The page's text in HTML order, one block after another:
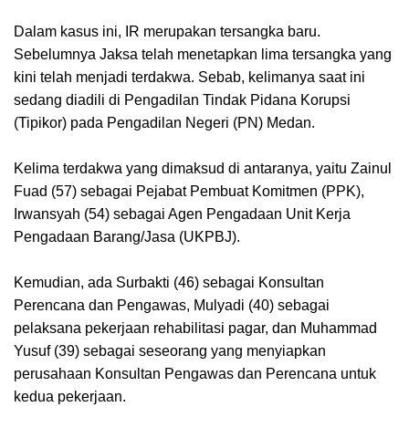
Dalam kasus ini, IR merupakan tersangka baru.
Sebelumnya Jaksa telah menetapkan lima tersangka yang
kini telah menjadi terdakwa. Sebab, kelimanya saat ini
sedang diadili di Pengadilan Tindak Pidana Korupsi
(Tipikor) pada Pengadilan Negeri (PN) Medan.
Kelima terdakwa yang dimaksud di antaranya, yaitu Zainul
Fuad (57) sebagai Pejabat Pembuat Komitmen (PPK),
Irwansyah (54) sebagai Agen Pengadaan Unit Kerja
Pengadaan Barang/Jasa (UKPBJ).
Kemudian, ada Surbakti (46) sebagai Konsultan
Perencana dan Pengawas, Mulyadi (40) sebagai
pelaksana pekerjaan rehabilitasi pagar, dan Muhammad
Yusuf (39) sebagai seseorang yang menyiapkan
perusahaan Konsultan Pengawas dan Perencana untuk
kedua pekerjaan.